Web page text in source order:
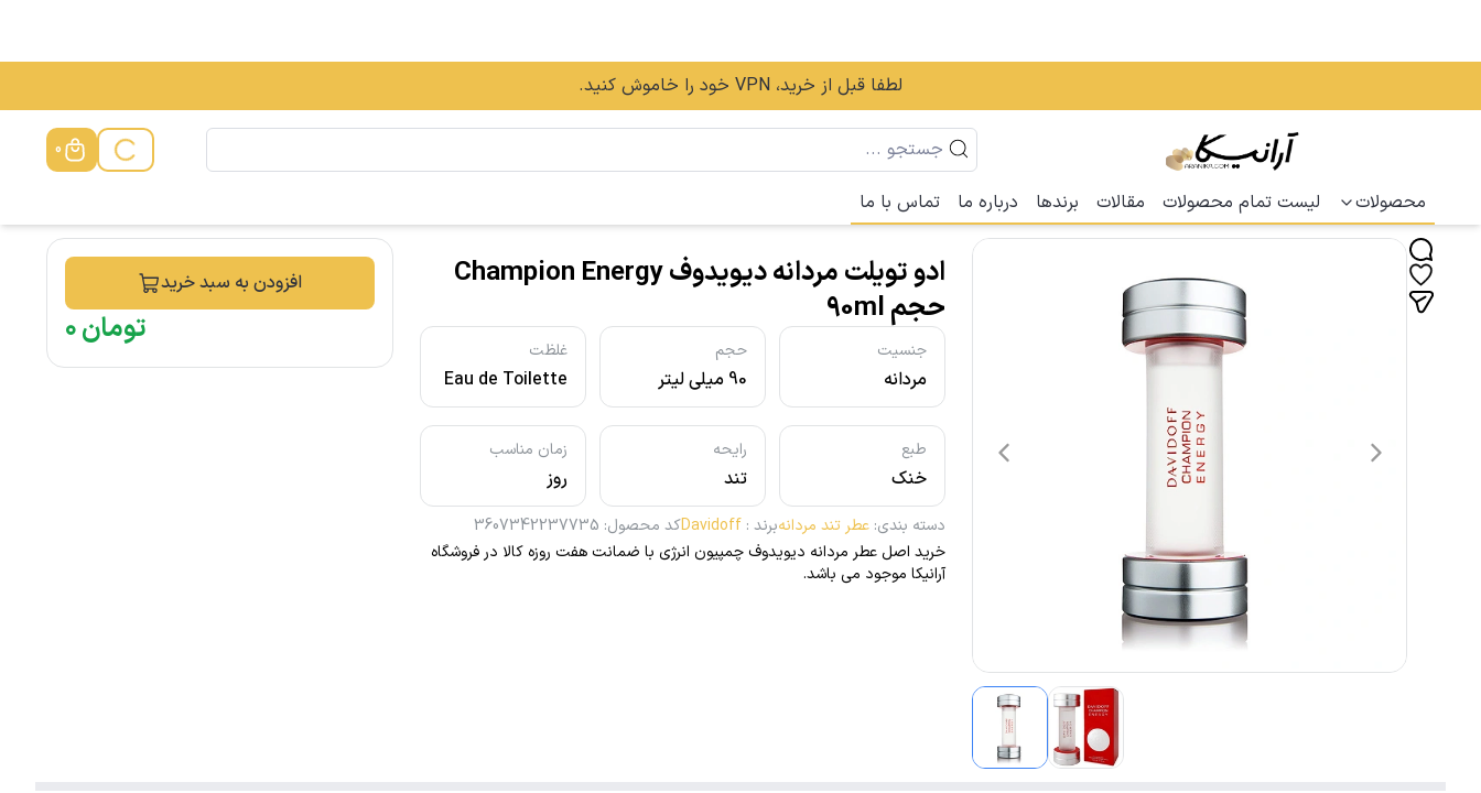
لطفا قبل از خرید، VPN خود را خاموش کنید.
0
محصولات لیست تمام محصولات مقالات برندها درباره ما تماس با ما
ادو تویلت مردانه دیویدوف Champion Energy
حجم 90ml
جنسیت
مردانه
حجم
90 میلی لیتر
غلظت
Eau de Toilette
- ادو تویلت
طبع
خنک
رایحه
تند
زمان مناسب
روز
دسته بندی: عطر تند مردانهبرند :
Davidoffکد محصول:
3607342237735
خرید اصل عطر مردانه دیویدوف چمپیون انرژی با ضمانت هفت روزه کالا در فروشگاه
آرانیکا موجود می باشد.
افزودن به سبد خرید
۰تومان